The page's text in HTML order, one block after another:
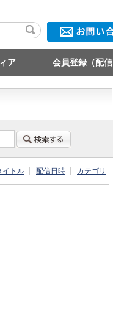
ア 会員登録（配
イトル 配信日時 カテゴリ